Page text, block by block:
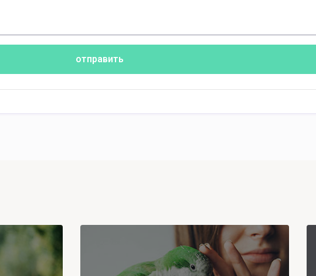
отправить